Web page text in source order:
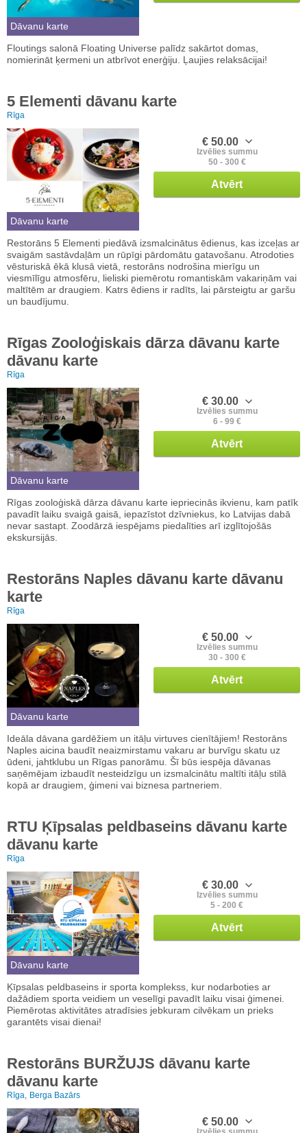
Dāvanu karte
Floutings salonā Floating Universe palīdz sakārtot domas,
nomierināt ķermeni un atbrīvot enerģiju. Ļaujies relaksācijai!
5 Elementi dāvanu karte
Rīga
Dāvanu karte
€ 50.00
Izvēlies summu
50 - 300 €
Atvērt
Restorāns 5 Elementi piedāvā izsmalcinātus ēdienus, kas izceļas ar
svaigām sastāvdaļām un rūpīgi pārdomātu gatavošanu. Atrodoties
vēsturiskā ēkā klusā vietā, restorāns nodrošina mierīgu un
viesmīlīgu atmosfēru, lieliski piemērotu romantiskām vakariņām vai
maltītēm ar draugiem. Katrs ēdiens ir radīts, lai pārsteigtu ar garšu
un baudījumu.
Rīgas Zooloģiskais dārza dāvanu karte
dāvanu karte
Rīga
Dāvanu karte
€ 30.00
Izvēlies summu
6 - 99 €
Atvērt
Rīgas zooloģiskā dārza dāvanu karte iepriecinās ikvienu, kam patīk
pavadīt laiku svaigā gaisā, iepazīstot dzīvniekus, ko Latvijas dabā
nevar sastapt. Zoodārzā iespējams piedalīties arī izglītojošās
ekskursijās.
Restorāns Naples dāvanu karte dāvanu
karte
Rīga
Dāvanu karte
€ 50.00
Izvēlies summu
30 - 300 €
Atvērt
Ideāla dāvana gardēžiem un itāļu virtuves cienītājiem! Restorāns
Naples aicina baudīt neaizmirstamu vakaru ar burvīgu skatu uz
ūdeni, jahtklubu un Rīgas panorāmu. Šī būs iespēja dāvanas
saņēmējam izbaudīt nesteidzīgu un izsmalcinātu maltīti itāļu stilā
kopā ar draugiem, ģimeni vai biznesa partneriem.
RTU Ķīpsalas peldbaseins dāvanu karte
dāvanu karte
Rīga
Dāvanu karte
€ 30.00
Izvēlies summu
5 - 200 €
Atvērt
Ķīpsalas peldbaseins ir sporta komplekss, kur nodarboties ar
dažādiem sporta veidiem un veselīgi pavadīt laiku visai ģimenei.
Piemērotas aktivitātes atradīsies jebkuram cilvēkam un prieks
garantēts visai dienai!
Restorāns BURŽUJS dāvanu karte
dāvanu karte
Rīga, Berga Bazārs
€ 50.00